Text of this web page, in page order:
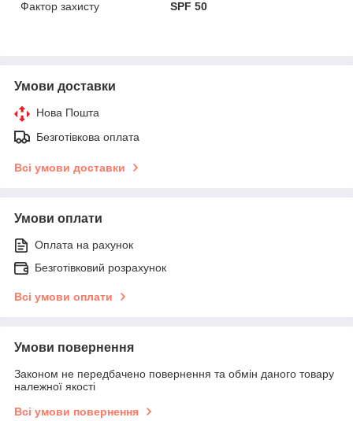
Фактор захисту
SPF 50
Умови доставки
Нова Пошта
Безготівкова оплата
Всі умови доставки
Умови оплати
Оплата на рахунок
Безготівковий розрахунок
Всі умови оплати
Умови повернення
Законом не передбачено повернення та обмін даного товару
належної якості
Всі умови повернення